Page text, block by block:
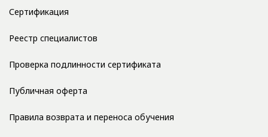
Сертификация
Реестр специалистов
Проверка подлинности сертификата
Публичная оферта
Правила возврата и переноса обучения